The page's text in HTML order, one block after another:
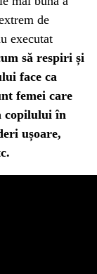
de
executat
să respiri și
face ca
femei care
copilului în
ușoare,